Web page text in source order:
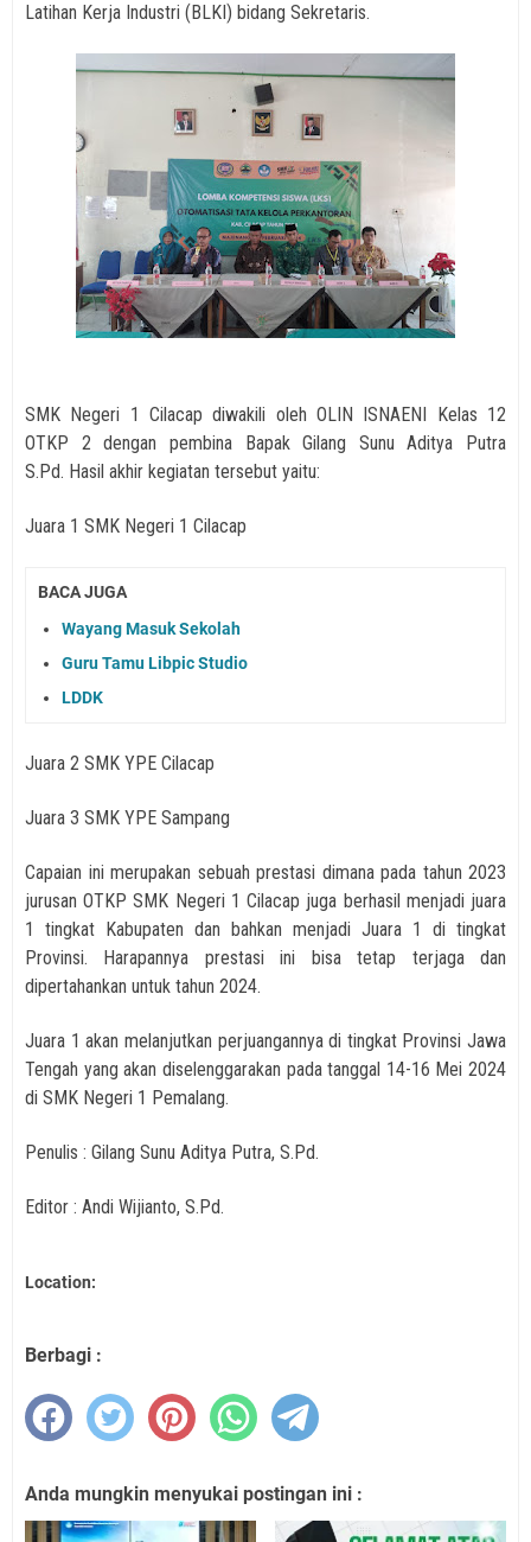
Latihan Kerja Industri (BLKI) bidang Sekretaris.
SMK Negeri 1 Cilacap diwakili oleh OLIN ISNAENI Kelas 12
OTKP 2 dengan pembina Bapak Gilang Sunu Aditya Putra
S.Pd. Hasil akhir kegiatan tersebut yaitu:
Juara 1 SMK Negeri 1 Cilacap
BACA JUGA
Wayang Masuk Sekolah
Guru Tamu Libpic Studio
LDDK
Juara 2 SMK YPE Cilacap
Juara 3 SMK YPE Sampang
Capaian ini merupakan sebuah prestasi dimana pada tahun 2023
jurusan OTKP SMK Negeri 1 Cilacap juga berhasil menjadi juara
1 tingkat Kabupaten dan bahkan menjadi Juara 1 di tingkat
Provinsi. Harapannya prestasi ini bisa tetap terjaga dan
dipertahankan untuk tahun 2024.
Juara 1 akan melanjutkan perjuangannya di tingkat Provinsi Jawa
Tengah yang akan diselenggarakan pada tanggal 14-16 Mei 2024
di SMK Negeri 1 Pemalang.
Penulis : Gilang Sunu Aditya Putra, S.Pd.
Editor : Andi Wijianto, S.Pd.
Location:
Berbagi :
Anda mungkin menyukai postingan ini :